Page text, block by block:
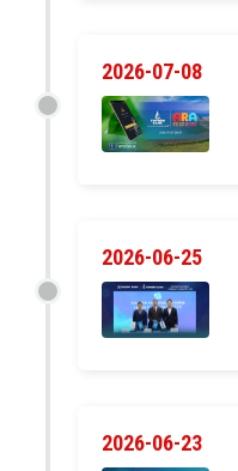
2026-07-08
2026-06-25
2026-06-23